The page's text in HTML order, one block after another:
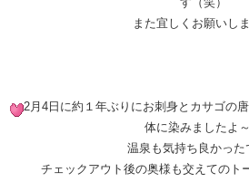
また宜しくお願いし
2月4日に約１年ぶりにお刺身とカサゴの
体に染みましたよ
温泉も気持ち良かった
チェックアウト後の奥様も交えてのト